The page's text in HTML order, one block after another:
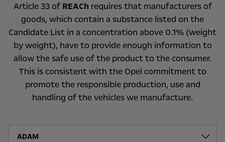
Article 33 of REACh requires that manufacturers of
goods, which contain a substance listed on the
Candidate List in a concentration above 0.1% (weight
by weight), have to provide enough information to
allow the safe use of the product to the consumer.
This is consistent with the Opel commitment to
promote the responsible production, use and
handling of the vehicles we manufacture.
ADAM